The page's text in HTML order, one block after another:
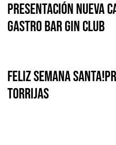
PRESENTACIÓN NUEVA
GASTRO BAR GIN CLUB
FELIZ SEMANA
TORRIJAS